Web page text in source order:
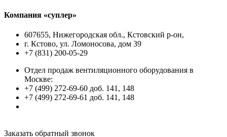
Компания «суплер»
607655, Нижегородская обл., Кстовский р-он,
г. Кстово, ул. Ломоносова, дом 39
+7 (831) 200-05-29
Отдел продаж вентиляционного оборудования в
Москве:
+7 (499) 272-69-60 доб. 141, 148
+7 (499) 272-69-61 доб. 141, 148
Заказать обратный звонок